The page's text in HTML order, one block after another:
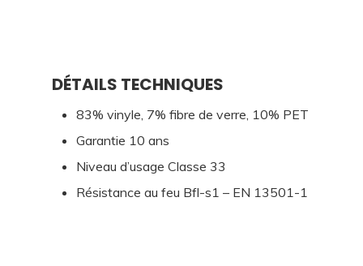
DÉTAILS TECHNIQUES
83% vinyle, 7% fibre de verre, 10% PET
Garantie 10 ans
Niveau d’usage Classe 33
Résistance au feu Bfl-s1 – EN 13501-1